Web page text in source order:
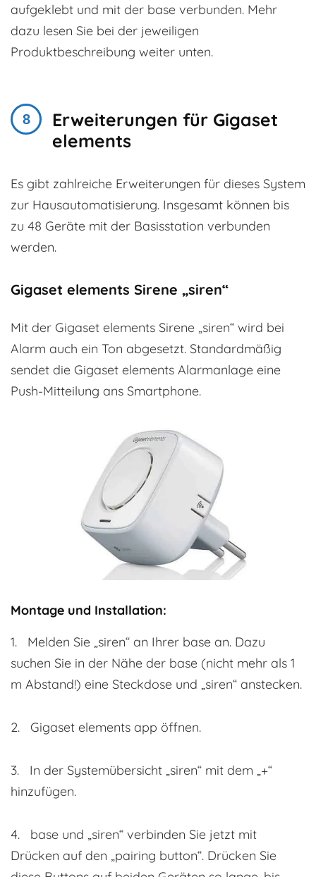
aufgeklebt und mit der base verbunden. Mehr
dazu lesen Sie bei der jeweiligen
Produktbeschreibung weiter unten.
Erweiterungen für Gigaset
elements
Es gibt zahlreiche Erweiterungen für dieses System
zur Hausautomatisierung. Insgesamt können bis
zu 48 Geräte mit der Basisstation verbunden
werden.
Gigaset elements Sirene „siren“
Mit der Gigaset elements Sirene „siren“ wird bei
Alarm auch ein Ton abgesetzt. Standardmäßig
sendet die Gigaset elements Alarmanlage eine
Push-Mitteilung ans Smartphone.
Montage und Installation:
1. Melden Sie „siren“ an Ihrer base an. Dazu
suchen Sie in der Nähe der base (nicht mehr als 1
m Abstand!) eine Steckdose und „siren“ anstecken.
2. Gigaset elements app öffnen.
3. In der Systemübersicht „siren“ mit dem „+“
hinzufügen.
4. base und „siren“ verbinden Sie jetzt mit
Drücken auf den „pairing button“. Drücken Sie